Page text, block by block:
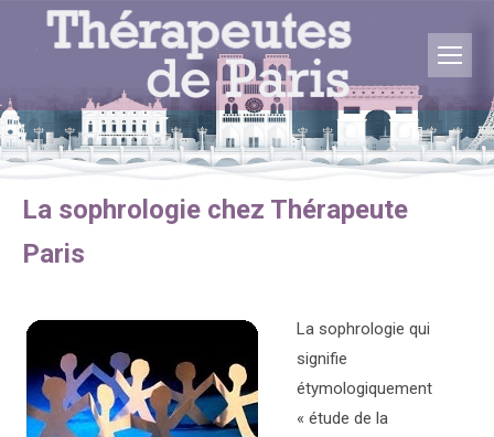
Vous êtes ici :
La sophrologie chez Thérapeute
Paris
La sophrologie qui
signifie
étymologiquement
« étude de la